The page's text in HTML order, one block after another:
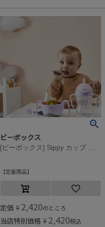
ビーボックス
[ビーボックス] Sippy カップ ジェラートシリーズ(240ml) ボイセンベリー
定番商品
定価 ¥ 2,420のところ
当店特別価格 ¥ 2,420税込